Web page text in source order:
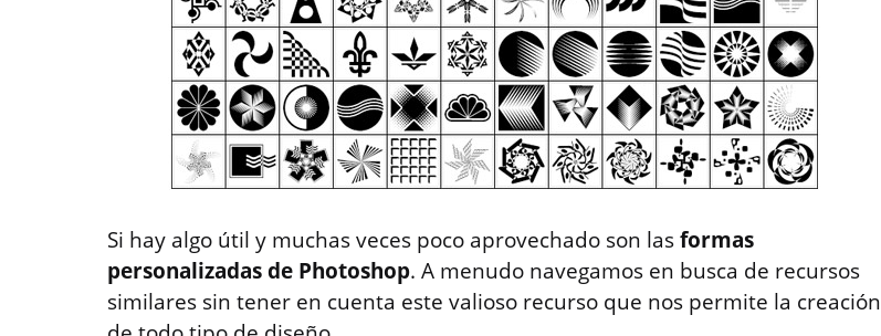
Si hay algo útil y muchas veces poco aprovechado son lasformas
personalizadas de Photoshop. A menudo navegamos en busca de recursos
similares sin tener en cuenta este valioso recurso que nos permite la creación